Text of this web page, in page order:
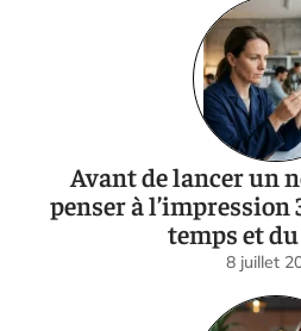
Avant de lancer un
penser à l’impression
temps et
8 juillet